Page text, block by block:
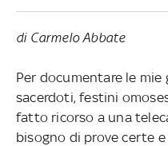
di Carmelo Abbate
Per documentare le
sacerdoti, festini
fatto ricorso a una
bisogno di prove certe